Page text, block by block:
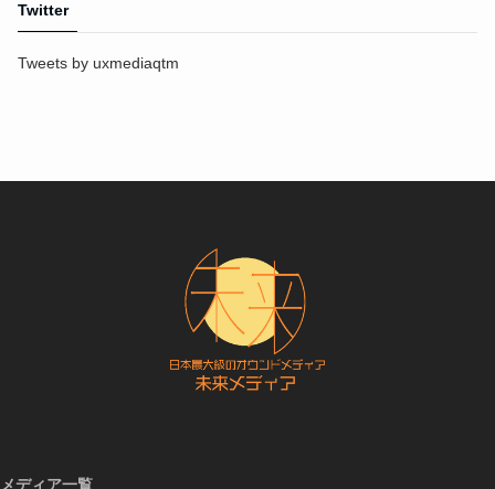
Twitter
Tweets by uxmediaqtm
メディア一覧